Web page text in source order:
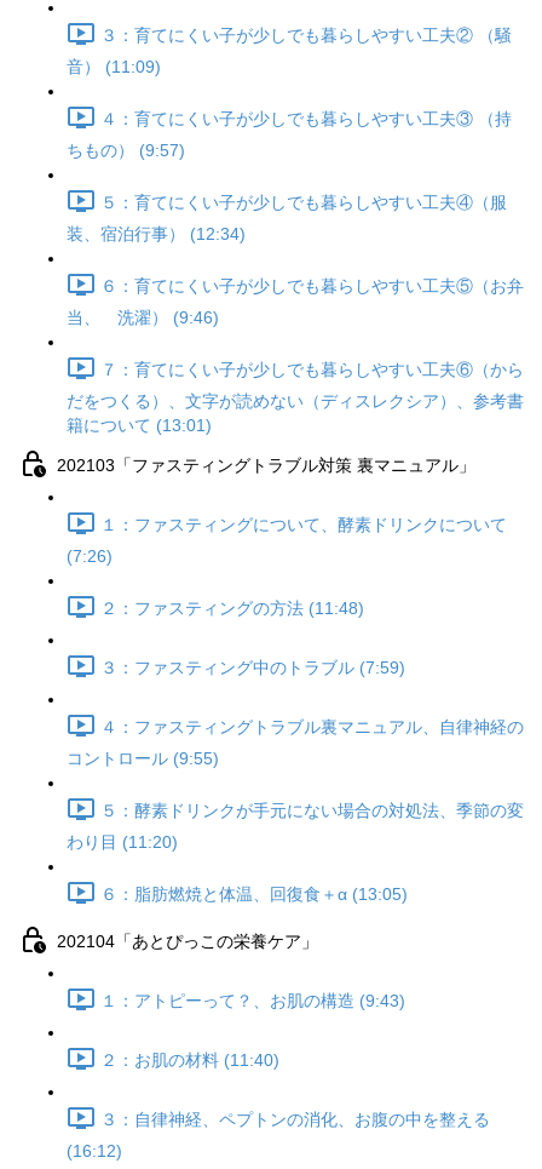
３：育てにくい子が少しでも暮らしやすい工夫② （騒
音） (11:09)
４：育てにくい子が少しでも暮らしやすい工夫③ （持
ちもの） (9:57)
５：育てにくい子が少しでも暮らしやすい工夫④（服
装、宿泊行事） (12:34)
６：育てにくい子が少しでも暮らしやすい工夫⑤（お弁
当、 洗濯） (9:46)
７：育てにくい子が少しでも暮らしやすい工夫⑥（から
だをつくる）、文字が読めない（ディスレクシア）、参考書
籍について (13:01)
202103「ファスティングトラブル対策 裏マニュアル」
１：ファスティングについて、酵素ドリンクについて
(7:26)
２：ファスティングの方法 (11:48)
３：ファスティング中のトラブル (7:59)
４：ファスティングトラブル裏マニュアル、自律神経の
コントロール (9:55)
５：酵素ドリンクが手元にない場合の対処法、季節の変
わり目 (11:20)
６：脂肪燃焼と体温、回復食＋α (13:05)
202104「あとぴっこの栄養ケア」
１：アトピーって？、お肌の構造 (9:43)
２：お肌の材料 (11:40)
３：自律神経、ペプトンの消化、お腹の中を整える
(16:12)